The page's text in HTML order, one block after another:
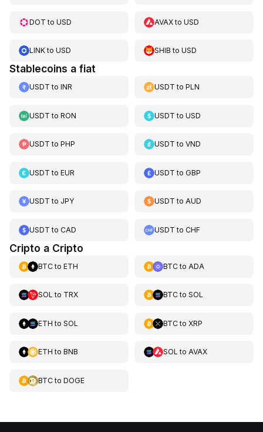
DOT to USD AVAXtoUSD
LINKto USD SHIB toUSD
Stablecoins a fiat
USDT to INR USDT toPLN
USDT to RON USDT toUSD
USDT to PHP USDT toVND
USDT to EUR USDT toGBP
USDT to JPY USDT toAUD
USDT to CAD USDT toCHF
Cripto a Cripto
BTCto ETH BTCto ADA
SOL to TRX BTCto SOL
ETH to SOL BTCto XRP
ETH to BNB SOL to AVAX
BTCto DOGE